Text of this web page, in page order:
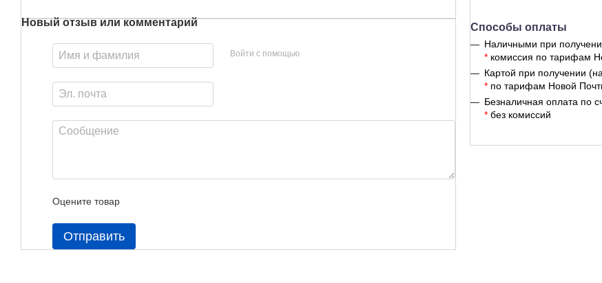
Новый отзыв или комментарий
Войти с помощью
Оцените товар
Отправить
Способы оплаты
Наличными при
* комиссия по тарифам
Картой при получении
* по тарифам Новой
Безналичная оплата по
* без комиссий